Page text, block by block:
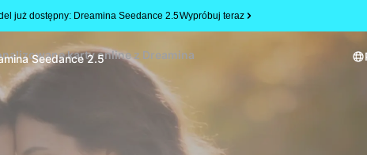
już dostępny: Dreamina Seedance 2.5Wypróbuj teraz
Seedance 2.5
karty online z Dreamina